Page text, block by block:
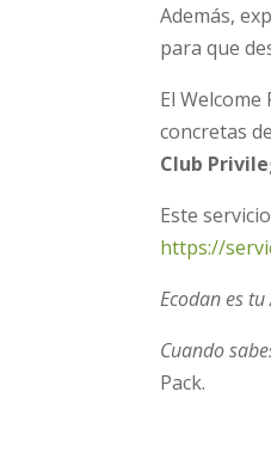
Además,
para que
El
concretas
Club
Este
https://
Ecodan es
Cuando
Pack.